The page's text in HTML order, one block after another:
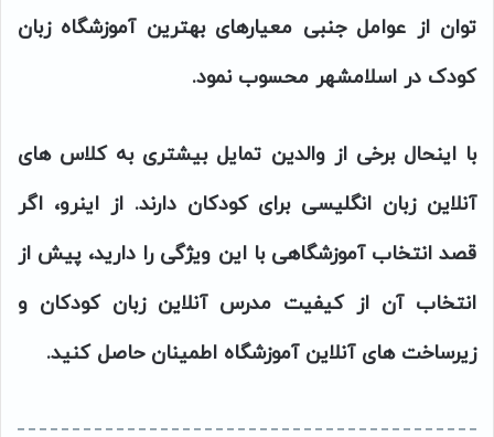
توان از عوامل جنبی معیارهای بهترین آموزشگاه زبان
کودک در اسلامشهر محسوب نمود.
با اینحال برخی از والدین تمایل بیشتری به کلاس های
آنلاین زبان انگلیسی برای کودکان دارند. از اینرو، اگر
قصد انتخاب آموزشگاهی با این ویژگی را دارید، پیش از
انتخاب آن از کیفیت مدرس آنلاین زبان کودکان و
زیرساخت های آنلاین آموزشگاه اطمینان حاصل کنید.